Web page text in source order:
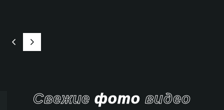
Свежиефото видео